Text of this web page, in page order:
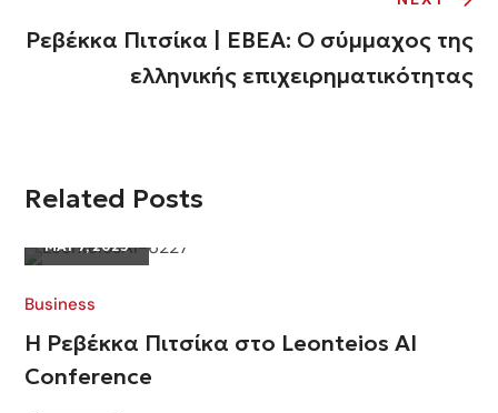
Ρεβέκκα Πιτσίκα | ΕΒΕΑ: Ο σύμμαχος της
ελληνικής επιχειρηματικότητας
Related Posts
MAY 7, 2025
Business
Η Ρεβέκκα Πιτσίκα στο Leonteios AI
Conference